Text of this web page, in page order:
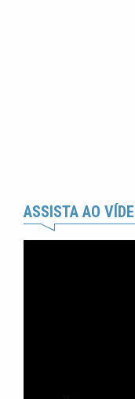
ASSISTA AO